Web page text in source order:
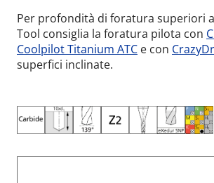
Per profondità di foratura superiori
Tool consiglia la foratura pilota con
Coolpilot Titanium ATC e con
superfici inclinate.